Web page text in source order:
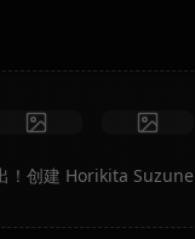
！创建 Horikita